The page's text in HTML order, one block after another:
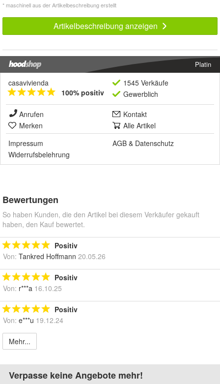
* maschinell aus der Artikelbeschreibung erstellt
Artikelbeschreibung anzeigen
Platin
casavivienda
100% positiv
1545 Verkäufe
Gewerblich
Anrufen
Kontakt
Merken
Alle Artikel
Impressum
AGB & Datenschutz
Widerrufsbelehrung
Bewertungen
So haben Kunden, die den Artikel bei diesem Verkäufer gekauft
haben, den Kauf bewertet.
Positiv
Von: Tankred Hoffmann 20.05.26
Positiv
Von: r***a 16.10.25
Positiv
Von: e***u 19.12.24
Mehr...
Verpasse keine Angebote mehr!